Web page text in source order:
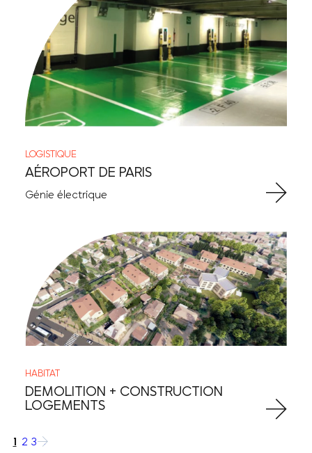
LOGISTIQUE
AÉROPORT DE PARIS
Génie électrique
HABITAT
DEMOLITION + CONSTRUCTION
LOGEMENTS
1 2 3 →